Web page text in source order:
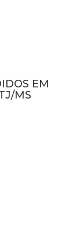
EM
MS